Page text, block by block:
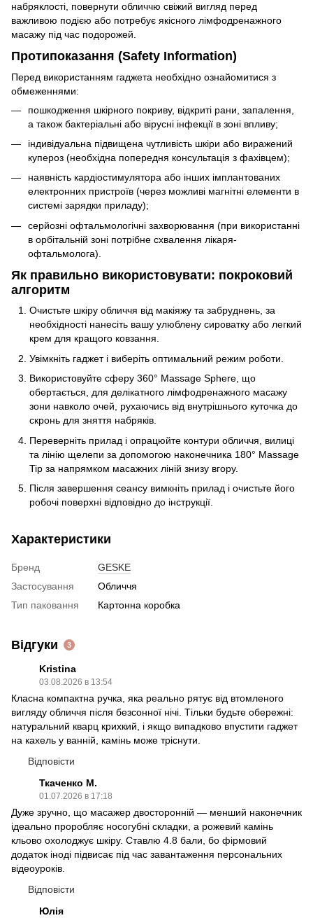
набряклості, повернути обличчю свіжий вигляд перед
важливою подією або потребує якісного лімфодренажного
масажу під час подорожей.
Протипоказання (Safety Information)
Перед використанням гаджета необхідно ознайомитися з
обмеженнями:
пошкодження шкірного покриву, відкриті рани, запалення,
а також бактеріальні або вірусні інфекції в зоні впливу;
індивідуальна підвищена чутливість шкіри або виражений
купероз (необхідна попередня консультація з фахівцем);
наявність кардіостимулятора або інших імплантованих
електронних пристроїв (через можливі магнітні елементи в
системі зарядки приладу);
серйозні офтальмологічні захворювання (при використанні
в орбітальній зоні потрібне схвалення лікаря-
офтальмолога).
Як правильно використовувати: покроковий
алгоритм
Очистьте шкіру обличчя від макіяжу та забруднень, за
необхідності нанесіть вашу улюблену сироватку або легкий
крем для кращого ковзання.
Увімкніть гаджет і виберіть оптимальний режим роботи.
Використовуйте сферу 360° Massage Sphere, що
обертається, для делікатного лімфодренажного масажу
зони навколо очей, рухаючись від внутрішнього куточка до
скронь для зняття набряків.
Переверніть прилад і опрацюйте контури обличчя, вилиці
та лінію щелепи за допомогою наконечника 180° Massage
Tip за напрямком масажних ліній знизу вгору.
Після завершення сеансу вимкніть прилад і очистьте його
робочі поверхні відповідно до інструкції.
Характеристики
Бренд
GESKE
Застосування
Обличчя
Тип паковання
Картонна коробка
Відгуки 3
Kristina
03.08.2026 в 13:54
Класна компактна ручка, яка реально рятує від втомленого
вигляду обличчя після безсонної нічі. Тільки будьте обережні:
натуральний кварц крихкий, і якщо випадково впустити гаджет
на кахель у ванній, камінь може тріснути.
Відповісти
Ткаченко М.
01.07.2026 в 17:18
Дуже зручно, що масажер двосторонній — менший наконечник
ідеально проробляє носогубні складки, а рожевий камінь
кльово охолоджує шкіру. Ставлю 4.8 бали, бо фірмовий
додаток іноді підвисає під час завантаження персональних
відеоуроків.
Відповісти
Юлія